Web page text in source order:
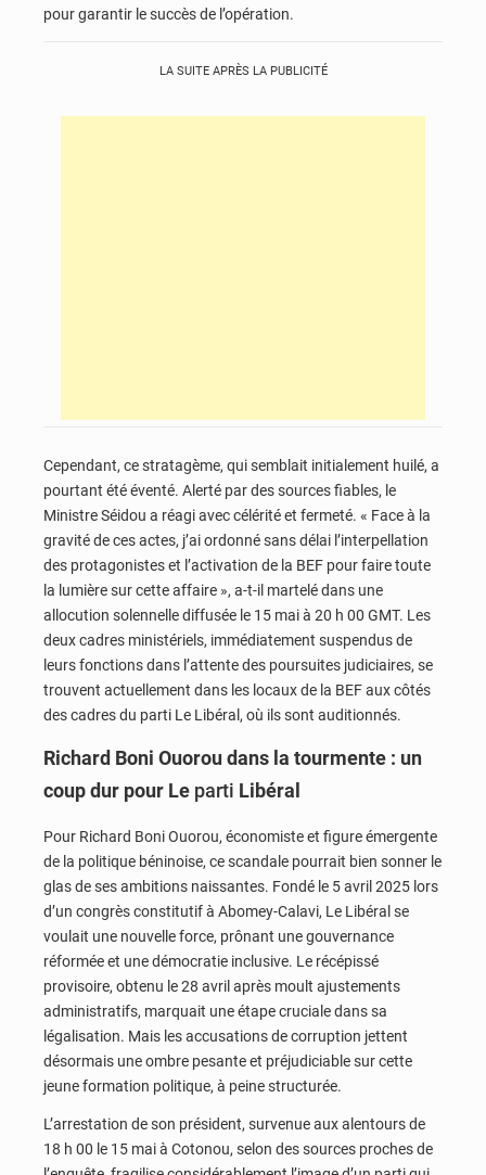
pour garantir le succès de l’opération.
LA SUITE APRÈS LA PUBLICITÉ
Cependant, ce stratagème, qui semblait initialement huilé, a
pourtant été éventé. Alerté par des sources fiables, le
Ministre Séidou a réagi avec célérité et fermeté. « Face à la
gravité de ces actes, j’ai ordonné sans délai l’interpellation
des protagonistes et l’activation de la BEF pour faire toute
la lumière sur cette affaire », a-t-il martelé dans une
allocution solennelle diffusée le 15 mai à 20 h 00 GMT. Les
deux cadres ministériels, immédiatement suspendus de
leurs fonctions dans l’attente des poursuites judiciaires, se
trouvent actuellement dans les locaux de la BEF aux côtés
des cadres du parti Le Libéral, où ils sont auditionnés.
Richard Boni Ouorou dans la tourmente : un
coup dur pour Le parti Libéral
Pour Richard Boni Ouorou, économiste et figure émergente
de la politique béninoise, ce scandale pourrait bien sonner le
glas de ses ambitions naissantes. Fondé le 5 avril 2025 lors
d’un congrès constitutif à Abomey-Calavi, Le Libéral se
voulait une nouvelle force, prônant une gouvernance
réformée et une démocratie inclusive. Le récépissé
provisoire, obtenu le 28 avril après moult ajustements
administratifs, marquait une étape cruciale dans sa
légalisation. Mais les accusations de corruption jettent
désormais une ombre pesante et préjudiciable sur cette
jeune formation politique, à peine structurée.
L’arrestation de son président, survenue aux alentours de
18 h 00 le 15 mai à Cotonou, selon des sources proches de